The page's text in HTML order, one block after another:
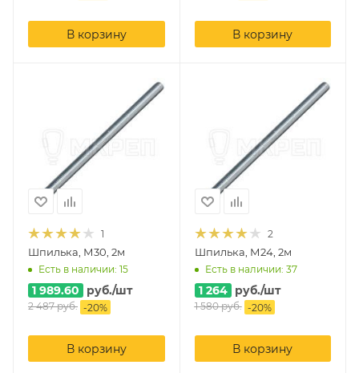
В корзину В корзину
1
Шпилька, М30, 2м
Есть в наличии: 15
1 989.60 руб./шт
2 487руб. -20%
В корзину
2
Шпилька, М24, 2м
Есть в наличии: 37
1 264 руб./шт
1 580руб. -20%
В корзину